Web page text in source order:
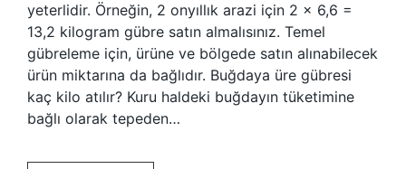
yeterlidir. Örneğin, 2 onyıllık arazi için 2 x 6,6 =
13,2 kilogram gübre satın almalısınız. Temel
gübreleme için, ürüne ve bölgede satın alınabilecek
ürün miktarına da bağlıdır. Buğdaya üre gübresi
kaç kilo atılır? Kuru haldeki buğdayın tüketimine
bağlı olarak tepeden…